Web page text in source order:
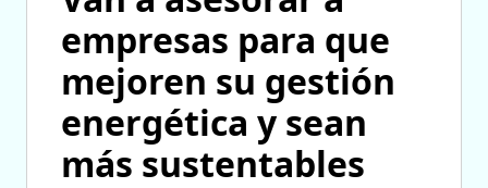
empresas para que
mejoren su gestión
energética y sean
más sustentables